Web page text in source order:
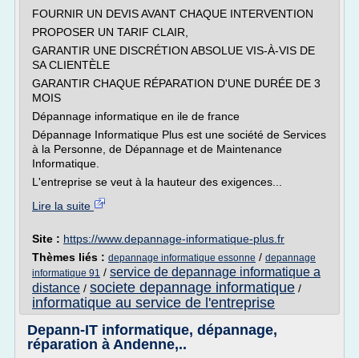
FOURNIR UN DEVIS AVANT CHAQUE INTERVENTION
PROPOSER UN TARIF CLAIR,
GARANTIR UNE DISCRÉTION ABSOLUE VIS-À-VIS DE
SA CLIENTÈLE
GARANTIR CHAQUE RÉPARATION D'UNE DURÉE DE 3
MOIS
Dépannage informatique en ile de france
Dépannage Informatique Plus est une société de Services
à la Personne, de Dépannage et de Maintenance
Informatique.
L'entreprise se veut à la hauteur des exigences...
Lire la suite
Site : https://www.depannage-informatique-plus.fr
Thèmes liés : depannage informatique essonne / depannage
informatique 91 / service de depannage informatique a
distance / societe depannage informatique /
informatique au service de l'entreprise
Depann-IT informatique, dépannage,
réparation à Andenne,..